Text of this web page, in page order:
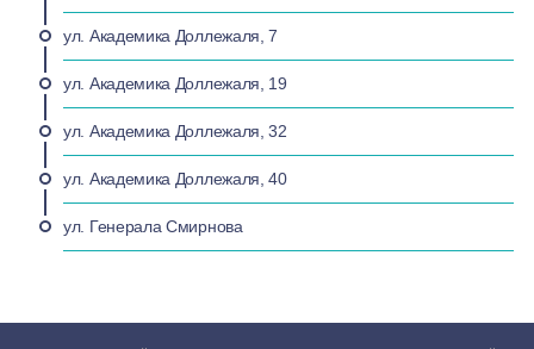
ул. Академика Доллежаля, 7
ул. Академика Доллежаля, 19
ул. Академика Доллежаля, 32
ул. Академика Доллежаля, 40
ул. Генерала Смирнова